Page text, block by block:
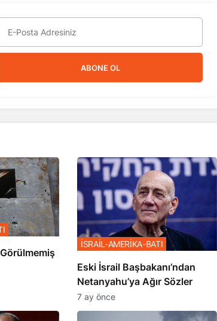
ABONE OL
Eski İsrail Başbakanı’ndan
Netanyahu’ya Ağır Sözler
İSRAİL-AMERİKA-BATI
7 ay önce